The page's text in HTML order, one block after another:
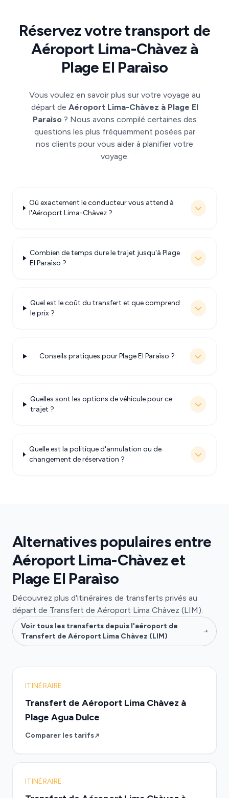
Réservez votre transport de
Aéroport Lima-Chàvez à
Plage El Paraìso
Vous voulez en savoir plus sur votre voyage au
départ de Aéroport Lima-Chàvez à Plage El
Paraìso ? Nous avons compilé certaines des
questions les plus fréquemment posées par
nos clients pour vous aider à planifier votre
voyage.
Où exactement le conducteur vous attend à
l'Aéroport Lima-Chàvez ?
Combien de temps dure le trajet jusqu'à Plage
El Paraìso ?
Quel est le coût du transfert et que comprend
le prix ?
Conseils pratiques pour Plage El Paraìso ?
Quelles sont les options de véhicule pour ce
trajet ?
Quelle est la politique d'annulation ou de
changement de réservation ?
Alternatives populaires entre
Aéroport Lima-Chàvez et
Plage El Paraìso
Découvrez plus d'itinéraires de transferts privés au
départ de Transfert de Aéroport Lima Chàvez (LIM).
Voir tous les transferts depuis l'aéroport de
Transfert de Aéroport Lima Chàvez (LIM)
ITINÉRAIRE
Transfert de Aéroport Lima Chàvez à
Plage Agua Dulce
Comparer les tarifs
ITINÉRAIRE